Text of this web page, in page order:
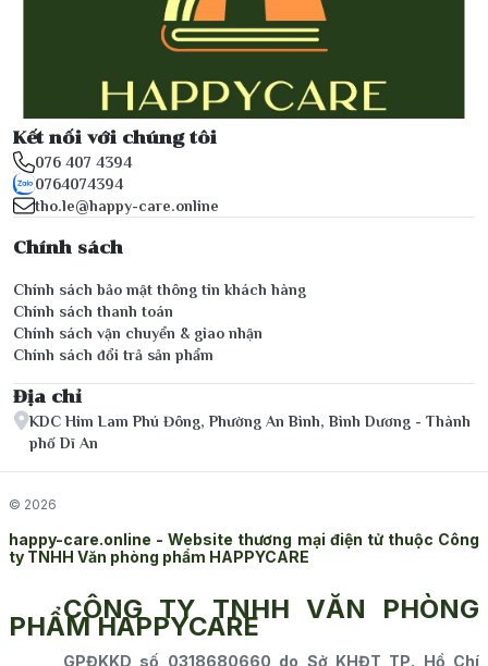
Kết nối với chúng tôi
076 407 4394
0764074394
tho.le@happy-care.online
Chính sách
Chính sách bảo mật thông tin khách hàng
Chính sách thanh toán
Chính sách vận chuyển & giao nhận
Chính sách đổi trả sản phẩm
Địa chỉ
KDC Him Lam Phú Đông, Phường An Bình, Bình Dương - Thành
phố Dĩ An
© 2026
happy-care.online - Website thương mại điện tử thuộc Công
ty TNHH Văn phòng phẩm HAPPYCARE
CÔNG TY TNHH VĂN PHÒNG
PHẨM HAPPYCARE
GPĐKKD số 0318680660 do Sở KHĐT TP. Hồ Chí